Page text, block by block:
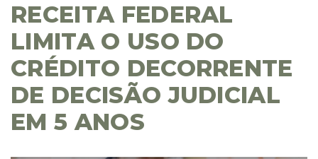
RECEITA FEDERAL
LIMITA O USO DO
CRÉDITO DECORRENTE
DE DECISÃO JUDICIAL
EM 5 ANOS